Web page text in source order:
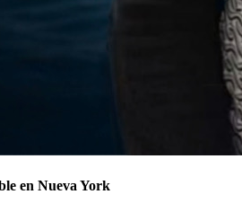
en Nueva York